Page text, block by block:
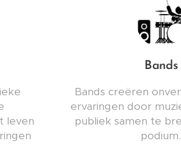
leven
Bands
Bands creëren
ervaringen door
publiek samen te
podium.